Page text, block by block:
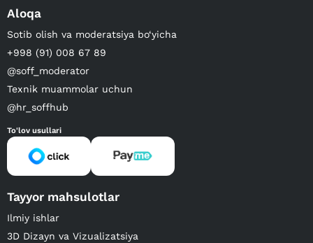
Aloqa
Sotib olish va moderatsiya bo‘yicha
+998 (91) 008 67 89
@soff_moderator
Texnik muammolar uchun
@hr_soffhub
To'lov usullari
Tayyor mahsulotlar
Ilmiy ishlar
3D Dizayn va Vizualizatsiya